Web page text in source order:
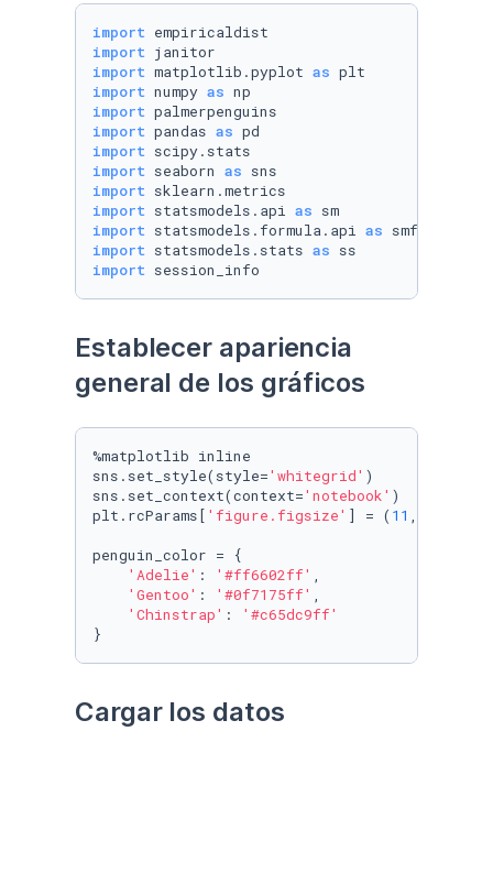
import
import
import matplotlib.pyplot as
import numpy as
import
import pandas as
import
import seaborn as
import
import statsmodels.api as
import statsmodels.formula.api as
import statsmodels.stats as
import session_info
Establecer apariencia
general de los gráficos
%matplotlib inline
sns.set_style(style='whitegrid' )
sns.set_context(context='notebook' )
plt.rcParams[ 'figure.figsize' ] = ( 11 ,
penguin_color = {
'Adelie' : '#ff6602ff' ,
'Gentoo' : '#0f7175ff' ,
'Chinstrap' :
'#c65dc9ff'
}
Cargar los datos